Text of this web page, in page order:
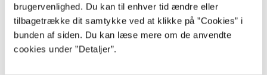
brugervenlighed. Du kan til enhver tid ændre eller
tilbagetrække dit samtykke ved at klikke på ”Cookies” i
bunden af siden. Du kan læse mere om de anvendte
cookies under ”Detaljer”.
lorem ipsum dolor sit amet ...
Tidsskrift
Artiklerne i handler ofte om